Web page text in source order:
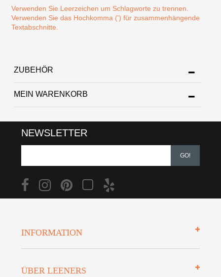
Verwenden Sie Leerzeichen um Schlagworte zu trennen.
Verwenden Sie das Hochkomma (') für zusammenhängende
Textabschnitte.
ZUBEHÖR
MEIN WARENKORB
NEWSLETTER
GO!
INFORMATION
ÜBER LEENERS